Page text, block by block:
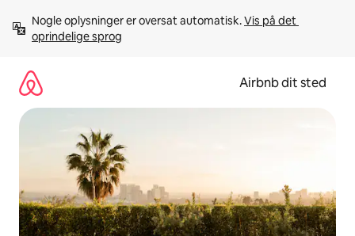
videre
Nogle oplysninger er oversat automatisk. Vis på det
oprindelige sprog
Airbnb dit sted